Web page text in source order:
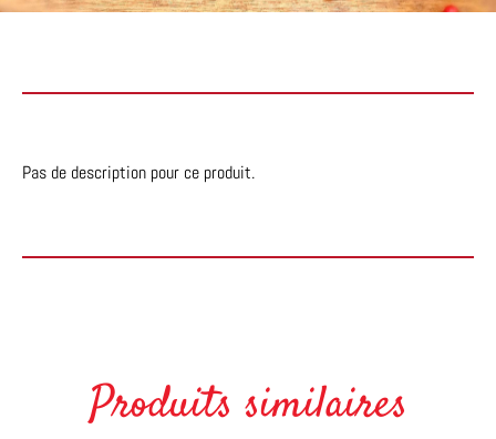
Pas de description pour ce produit.
Produits similaires